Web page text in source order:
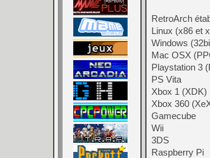
RetroArch
Linux (x86 et
Windows
Mac OSX
Playstation 3
PS Vita
Xbox 1 (XDK)
Xbox 360
Gamecube
Wii
3DS
Raspberry Pi